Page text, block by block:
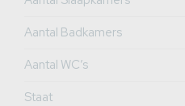
Aantal Badkamers
Aantal WC’s
Staat